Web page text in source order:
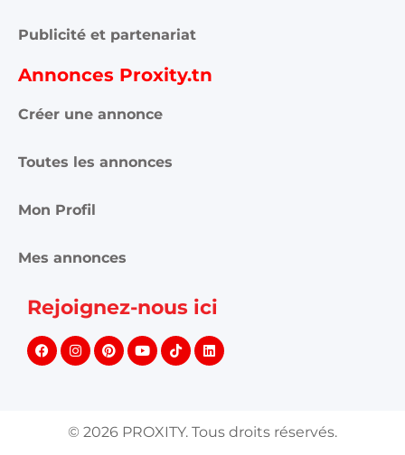
Publicité et partenariat
Annonces Proxity.tn
Créer une annonce
Toutes les annonces
Mon Profil
Mes annonces
Rejoignez-nous ici
© 2026 PROXITY. Tous droits réservés.